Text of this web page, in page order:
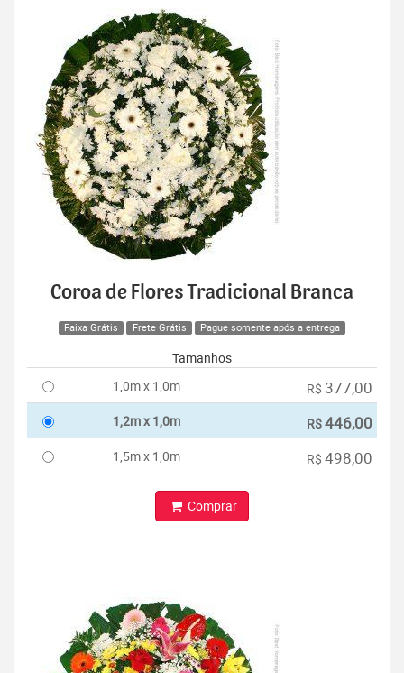
Coroa de Flores Tradicional Branca
Faixa Grátis Frete Grátis Pague somente após a entrega
Tamanhos
1,0m x 1,0m
R$ 377,00
1,2m x 1,0m R$446,00
1,5m x 1,0m R$ 498,00
Comprar